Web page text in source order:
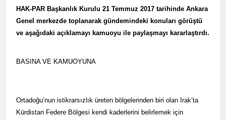
tarihinde gerçekleştirdiği
toplantıya Genel Başkan
Düzgün Kaplan’da katıldı.
birinci oturumunda
moderatör Ercan İlgin,
konuşmacılar Yazar Ümit
Fırat, Prf. Dr. Aziz Yağan ve
süreci değerlendiren
meşru haklarının tanınması
ile gerçekleşebilir. 1 EYLÜL
DÜNYA BARIŞ GÜNÜ KUTLU
11 Ay Ago
Hak ve Özgürlükler Partisi-
ziyaret etti
HAK-PAR Heyeti
Hewler’de ENKS ile
HAK-PAR Başkanlık Kurulu 21 Temmuz 2017 tarihinde Ankara
Genel merkezde toplanarak gündemindeki konuları görüştü
ve aşağıdaki açıklamayı kamuoyu ile paylaşmayı kararlaştırdı.
BASINA VE KAMUOYUNA
Ortadoğu’nun istikrarsızlık üreten bölgelerinden biri olan Irak’ta
Kürdistan Federe Bölgesi kendi kaderlerini belirlemek için